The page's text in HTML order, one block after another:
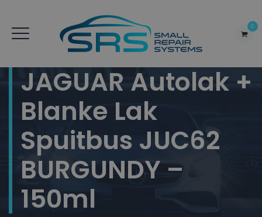
0
JAGUAR Autolak +
Blanke Lak
Spuitbus JUC62
BURGUNDY –
150ml